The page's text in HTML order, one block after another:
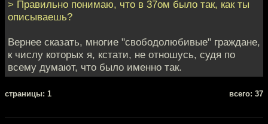
> Правильно понимаю, что в 37ом было так, как ты
описываешь?
Вернее сказать, многие "свободолюбивые" граждане,
к числу которых я, кстати, не отношусь, судя по
всему думают, что было именно так.
cтраницы: 1 всего: 37